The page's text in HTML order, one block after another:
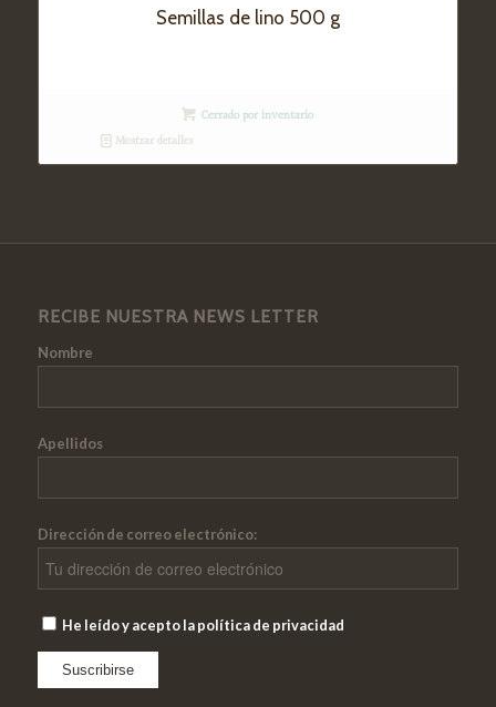
Semillas de lino 500 g
Cerrado por inventario
Mostrar detalles
RECIBE NUESTRA NEWS LETTER
Nombre
Apellidos
Dirección de correo electrónico:
He leído y acepto la política de privacidad